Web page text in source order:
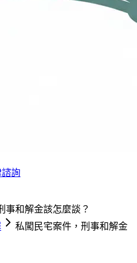
詢
事和解金該怎麼談？
私闖民宅案件，刑事和解金